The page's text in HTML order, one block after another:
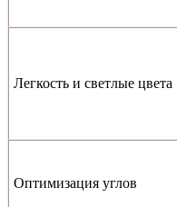
Легкость и светлые цвета
Оптимизация углов